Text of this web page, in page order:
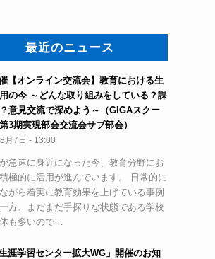
最近のニュース
【オンライン交流会】教育における生
の今 ～どんな取り組みをしている？課
意見交流で深めよう～（GIGAスクー
3期実現部会交流会サブ部会）
月7日 - 13:00
急速に身近になった今、教育分野にお
極的に活用が進んでいます。 日常的に
がら着実に教育効果を上げている事例
方、まだまだ手探りな状態である学校
も多いので…
涯学習センター拡大WG」開催のお知